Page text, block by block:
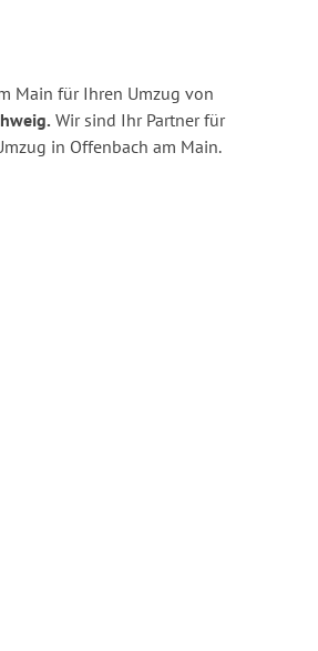
Main für Ihren Umzug von
Wir sind Ihr Partner für
in Offenbach am Main.